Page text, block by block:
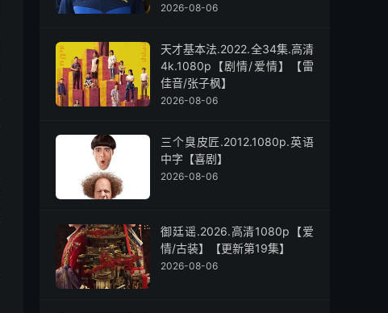
2026-08-06
天才基本法.2022.全34集.高清
4k.1080p【剧情/爱情】【雷
佳音/张子枫】
2026-08-06
三个臭皮匠.2012.1080p.英语
中字【喜剧】
2026-08-06
御廷谣.2026.高清1080p【爱
情/古装】【更新第19集】
2026-08-06